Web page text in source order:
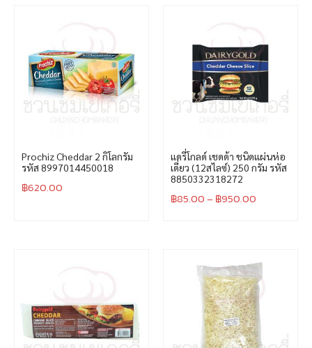
Prochiz Cheddar 2 กิโลกรัม
รหัส 8997014450018
฿620.00
แดรี่โกลด์ เชดด้า ชนิดแผ่นห่อ
เดี่ยว (12สไลซ์) 250 กรัม รหัส
8850332318272
฿85.00– ฿950.00